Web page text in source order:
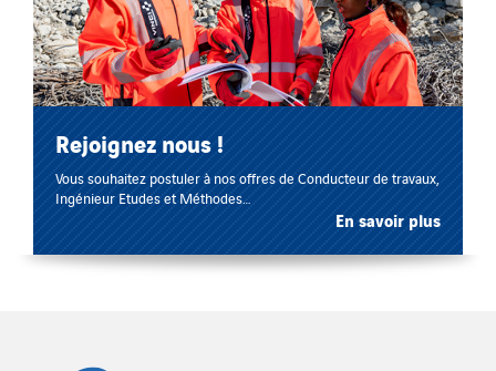
Rejoignez nous !
Vous souhaitez postuler à nos offres de Conducteur de travaux,
Ingénieur Etudes et Méthodes…
En savoir plus